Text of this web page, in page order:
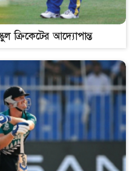
ক্রিকেটের আদ্যোপান্ত